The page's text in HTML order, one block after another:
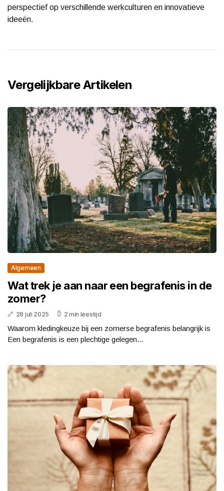
perspectief op verschillende werkculturen en innovatieve
ideeën.
Vergelijkbare Artikelen
Algemeen
Wat trek je aan naar een begrafenis in de
zomer?
28 juli 2025 2 min leestijd
Waarom kledingkeuze bij een zomerse begrafenis belangrijk is
Een begrafenis is een plechtige gelegen...